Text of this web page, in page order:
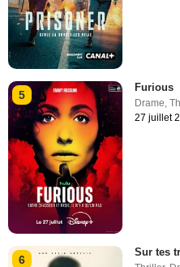
5
Furious
Drame ,
27 juillet
6
Sur tes